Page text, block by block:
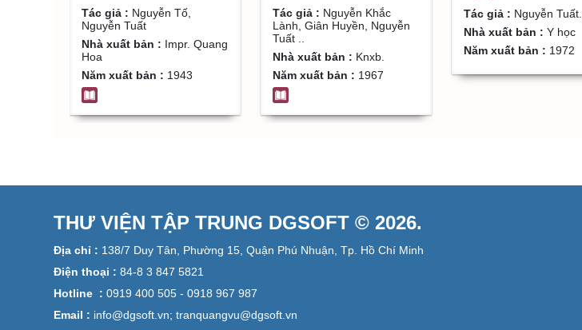
Tác giả : Nguyễn Tố,
Nguyễn Tuất
Nhà xuất bản : Impr. Quang
Hoa
Năm xuất bản : 1943
Giân Huyền, Nguyễn
Tuất ..
Tác giả : Nguyễn Khắc
Lành, Giân Huyền, Nguyễn
Tuất ..
Nhà xuất bản : Knxb.
Năm xuất bản : 1967
Tác giả : Nguyễn Tuất.
Nhà xuất bản : Y học
Năm xuất bản : 1972
THƯ VIỆN TẬP TRUNG DGSOFT © 2026.
Địa chỉ : 138/7 Duy Tân, Phường 15, Quận Phú Nhuận, Tp. Hồ Chí Minh
Điện thoại : 84-8 3 847 5821
Hotline : 0919 400 505 - 0918 967 987
Email : info@dgsoft.vn; tranquangvu@dgsoft.vn